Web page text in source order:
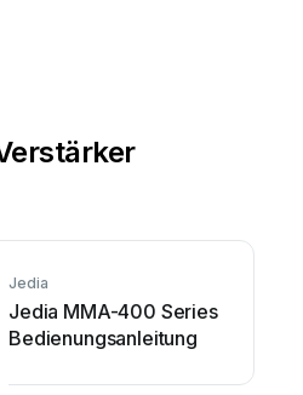
Jedia
Jedia MMA-400 Series
Bedienungsanleitung